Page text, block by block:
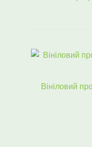
Вініловий